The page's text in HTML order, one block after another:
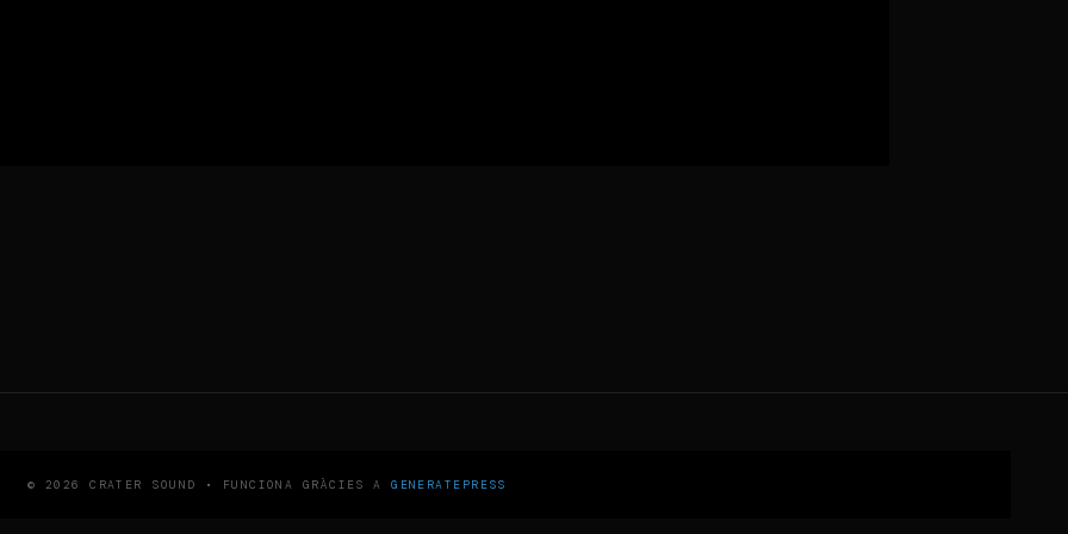
© 2026 CRATER SOUND • FUNCIONA GRÀCIES AGENERATEPRESS